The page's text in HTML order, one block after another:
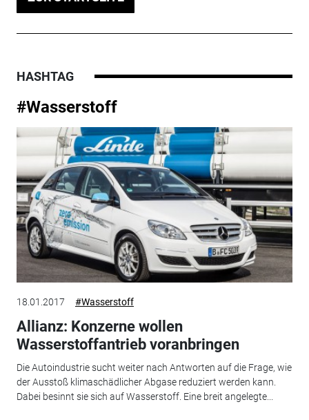
HASHTAG
#Wasserstoff
18.01.2017 #Wasserstoff
Allianz: Konzerne wollen
Wasserstoffantrieb voranbringen
Die Autoindustrie sucht weiter nach Antworten auf die Frage, wie
der Ausstoß klimaschädlicher Abgase reduziert werden kann.
Dabei besinnt sie sich auf Wasserstoff. Eine breit angelegte...